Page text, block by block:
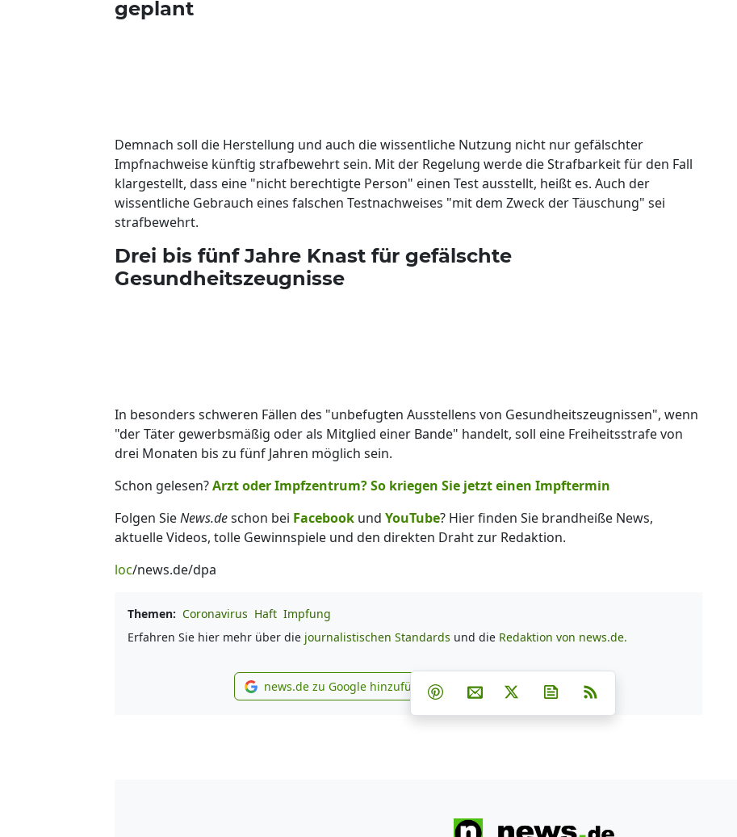
geplant
Demnach soll die Herstellung und auch die wissentliche Nutzung nicht nur gefälschter
Impfnachweise künftig strafbewehrt sein. Mit der Regelung werde die Strafbarkeit für den Fall
klargestellt, dass eine "nicht berechtigte Person" einen Test ausstellt, heißt es. Auch der
wissentliche Gebrauch eines falschen Testnachweises "mit dem Zweck der Täuschung" sei
strafbewehrt.
Drei bis fünf Jahre Knast für gefälschte
Gesundheitszeugnisse
In besonders schweren Fällen des "unbefugten Ausstellens von Gesundheitszeugnissen", wenn
"der Täter gewerbsmäßig oder als Mitglied einer Bande" handelt, soll eine Freiheitsstrafe von
drei Monaten bis zu fünf Jahren möglich sein.
Schon gelesen?Arzt oder Impfzentrum? So kriegen Sie jetzt einen Impftermin
Folgen SieNews.deschon bei Facebook und YouTube? Hier finden Sie brandheiße News,
aktuelle Videos, tolle Gewinnspiele und den direkten Draht zur Redaktion.
loc/news.de/dpa
Themen: Coronavirus Haft Impfung
Erfahren Sie hier mehr über die journalistischen Standards und die Redaktion von news.de.
news.de zu Google hinzufügen
news.de zu Google hinzufügen Teilen auf Facebook
Teilen auf Whatsapp
Teilen auf Telegram
Teilen auf Pinterest
Per E-Mail teilen
Post auf XNewsletter abonnieren